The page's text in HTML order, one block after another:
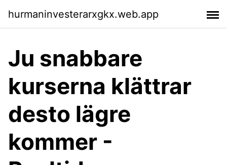
hurmaninvesterarxgkx.web.app
Ju snabbare
kurserna klättrar
desto lägre
kommer -